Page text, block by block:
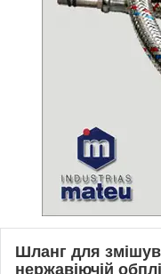
Шланг для
нержавіючій